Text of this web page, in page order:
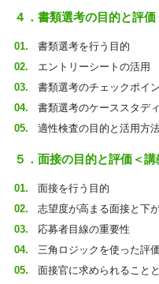
４．書類選考の目的と評
書類選考を行う目的
エントリーシートの活用
書類選考のチェックポイ
書類選考のケーススタデ
適性検査の目的と活用方
５．面接の目的と評価＜講
面接を行う目的
志望度が高まる面接と下
応募者目線の重要性
三角ロジックを使った評
面接官に求められること